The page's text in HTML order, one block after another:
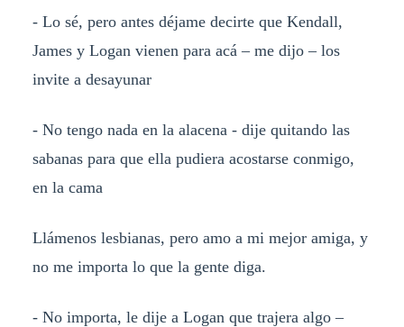
- Lo sé, pero antes déjame decirte que Kendall,
James y Logan vienen para acá – me dijo – los
invite a desayunar
- No tengo nada en la alacena - dije quitando las
sabanas para que ella pudiera acostarse conmigo,
en la cama
Llámenos lesbianas, pero amo a mi mejor amiga, y
no me importa lo que la gente diga.
- No importa, le dije a Logan que trajera algo –